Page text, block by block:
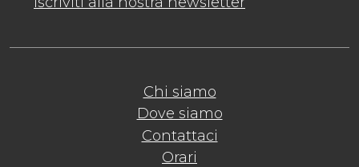
Chi siamo
Dove siamo
Contattaci
Orari